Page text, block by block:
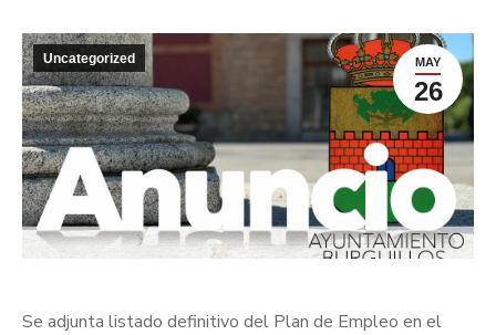
MAY
26
Uncategorized
Se adjunta listado definitivo del Plan de Empleo en el